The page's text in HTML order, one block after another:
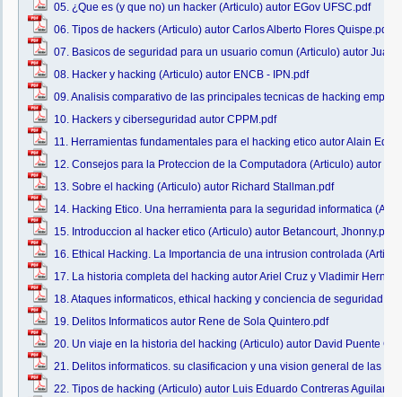
05. ¿Que es (y que no) un hacker (Articulo) autor EGov UFSC.pdf
06. Tipos de hackers (Articulo) autor Carlos Alberto Flores Quispe.pdf
07. Basicos de seguridad para un usuario comun (Articulo) autor Juan
08. Hacker y hacking (Articulo) autor ENCB - IPN.pdf
09. Analisis comparativo de las principales tecnicas de hacking
10. Hackers y ciberseguridad autor CPPM.pdf
11. Herramientas fundamentales para el hacking etico autor Alain
12. Consejos para la Proteccion de la Computadora (Articulo) autor
13. Sobre el hacking (Articulo) autor Richard Stallman.pdf
14. Hacking Etico. Una herramienta para la seguridad informatica
15. Introduccion al hacker etico (Articulo) autor Betancourt, Jhonny.pdf
16. Ethical Hacking. La Importancia de una intrusion controlada
17. La historia completa del hacking autor Ariel Cruz y Vladimir
18. Ataques informaticos, ethical hacking y conciencia de seguridad
19. Delitos Informaticos autor Rene de Sola Quintero.pdf
20. Un viaje en la historia del hacking (Articulo) autor David Puente
21. Delitos informaticos. su clasificacion y una vision general de las
22. Tipos de hacking (Articulo) autor Luis Eduardo Contreras Aguilar y